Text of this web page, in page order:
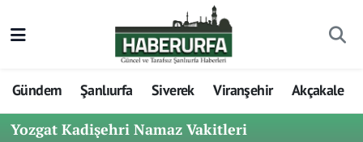
Gündem Şanlıurfa Siverek Viranşehir Akçakale
Yozgat Kadişehri Namaz Vakitleri